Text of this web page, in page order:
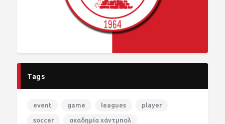
Tags
event game leagues player
soccer ακαδημία χάντμπολ